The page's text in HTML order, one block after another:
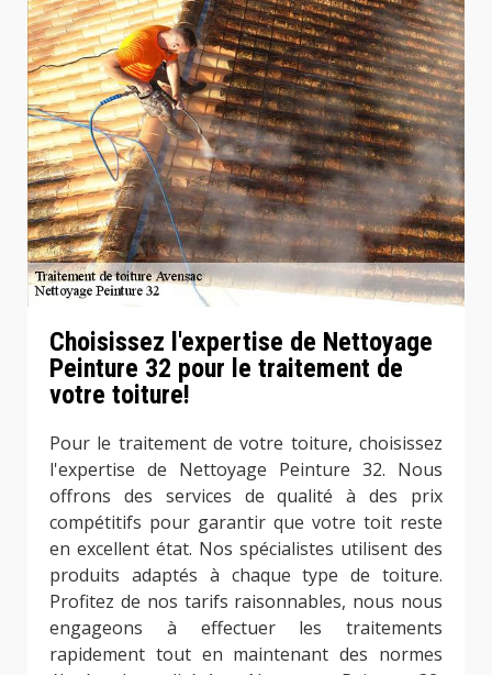
Choisissez l'expertise de Nettoyage
Peinture 32 pour le traitement de
votre toiture!
Pour le traitement de votre toiture, choisissez
l'expertise de Nettoyage Peinture 32. Nous
offrons des services de qualité à des prix
compétitifs pour garantir que votre toit reste
en excellent état. Nos spécialistes utilisent des
produits adaptés à chaque type de toiture.
Profitez de nos tarifs raisonnables, nous nous
engageons à effectuer les traitements
rapidement tout en maintenant des normes